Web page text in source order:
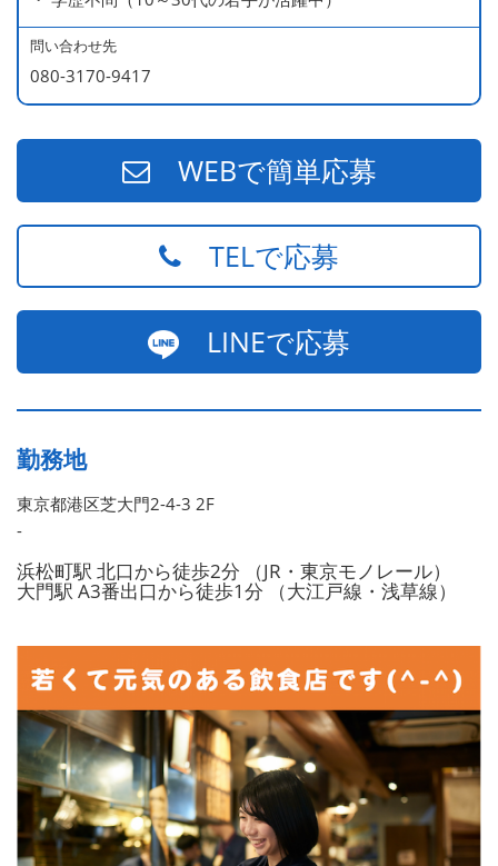
問い合わせ先
080-3170-9417
WEBで簡単応募
TELで応募
LINEで応募
勤務地
東京都港区芝大門2-4-3 2F
-
浜松町駅 北口から徒歩2分 （JR・東京モノレール）
大門駅 A3番出口から徒歩1分 （大江戸線・浅草線）